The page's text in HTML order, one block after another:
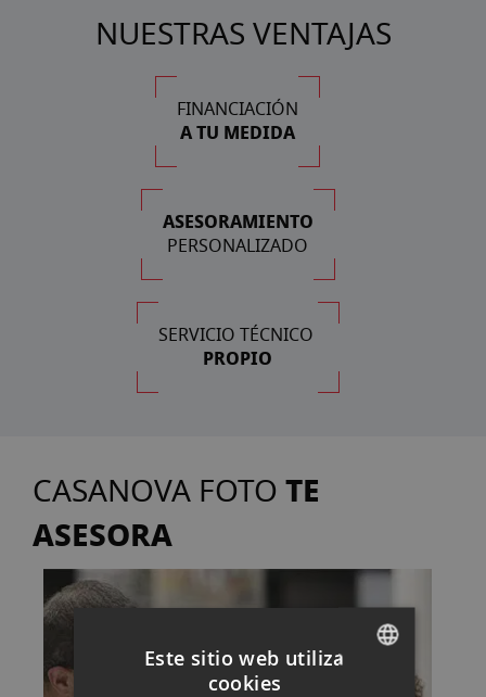
NUESTRAS VENTAJAS
FINANCIACIÓN
A TU MEDIDA
ASESORAMIENTO
PERSONALIZADO
SERVICIO TÉCNICO
PROPIO
CASANOVA FOTO TE
ASESORA
Este sitio web utiliza
cookies